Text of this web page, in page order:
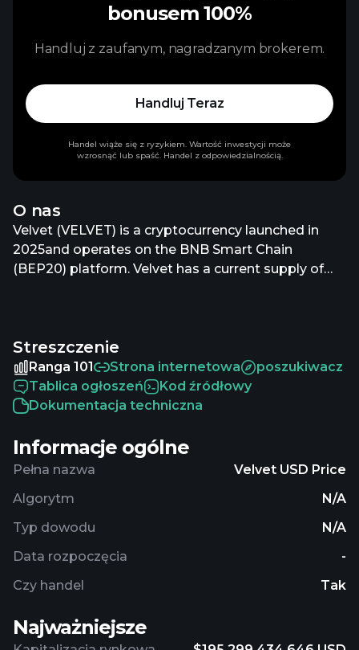
O nas
Velvet (VELVET) is a cryptocurrency launched in
2025and operates on the BNB Smart Chain
(BEP20) platform. Velvet has a current supply of
hours. It is currently trading on 136 active market(s)
with $4,396,647.01 traded over the last 24 hours.
More information can be found at
https://velvet.capital.
Streszczenie
Ranga 101 Strona internetowa
poszukiwacz
Tablica ogłoszeń
Kod źródłowy
Dokumentacja techniczna
Informacje ogólne
Pełna nazwa
Velvet USD Price
Algorytm
N/A
Typ dowodu
N/A
Data rozpoczęcia
-
Czy handel
Tak
Najważniejsze
bonusem 100%
Handluj z zaufanym, nagradzanym brokerem.
Handluj Teraz
Handel wiąże się z ryzykiem. Wartość inwestycji może
wzrosnąć lub spaść. Handel z odpowiedzialnością.